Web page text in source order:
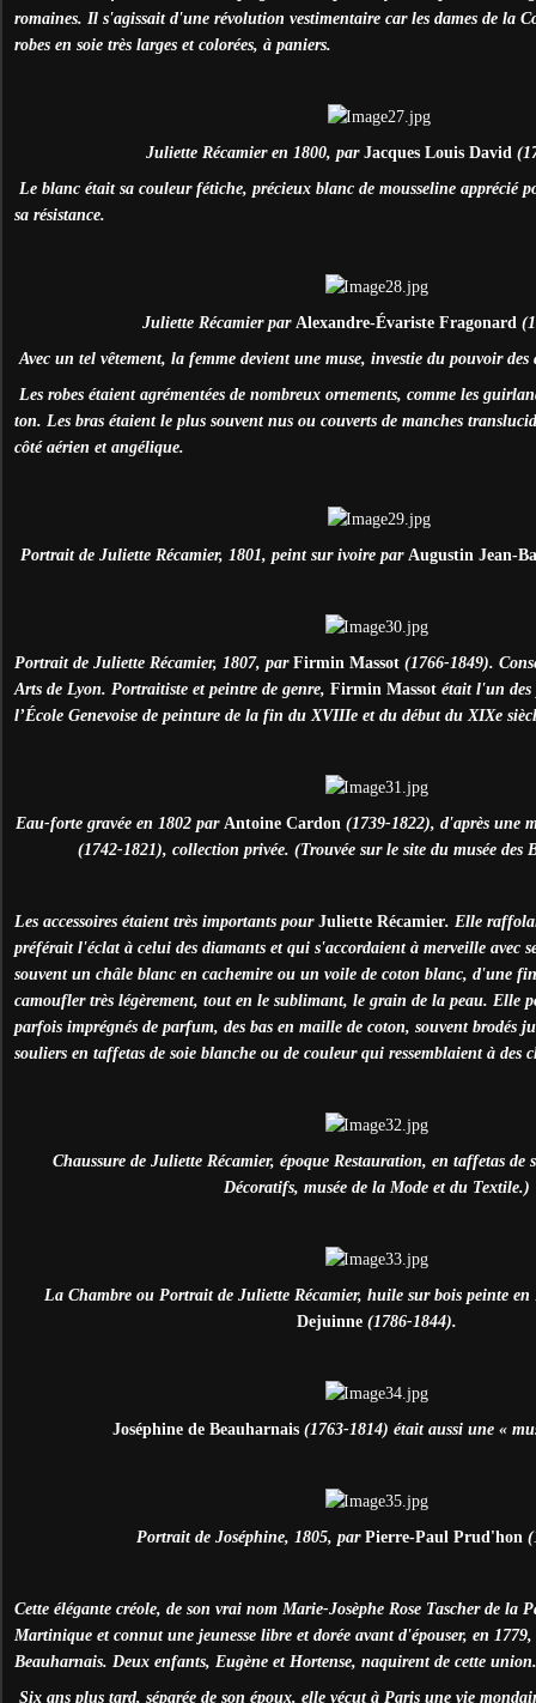
romaines. Il s'agissait d'une révolution vestimentaire car les dames de la
robes en soie très larges et colorées, à paniers.
Juliette Récamier en 1800, parJacques Louis David
Le blanc était sa couleur fétiche, précieux blanc de mousseline apprécié
sa résistance.
Juliette Récamier par Alexandre-Évariste Fragonard
Avec un tel vêtement, la femme devient une muse, investie du pouvoir des
Les robes étaient agrémentées de nombreux ornements, comme les
ton. Les bras étaient le plus souvent nus ou couverts de manches
côté aérien et angélique.
Portrait de Juliette Récamier, 1801, peint sur ivoire par Augustin Jean-
Portrait de Juliette Récamier, 1807, par Firmin Massot (1766-1849).
Arts de Lyon. Portraitiste et peintre de genre, Firmin Massot était l'un des
l’École Genevoise de peinture de la fin du XVIIIe et du début du XIXe
Eau-forte gravée en 1802 par Antoine Cardon (1739-1822), d'après une
(1742-1821), collection privée. (Trouvée sur le site du musée des
Les accessoires étaient très importants pour Juliette Récamier. Elle
préférait l'éclat à celui des diamants et qui s'accordaient à merveille avec
souvent un châle blanc en cachemire ou un voile de coton blanc, d'une
camoufler très légèrement, tout en le sublimant, le grain de la peau. Elle
parfois imprégnés de parfum, des bas en maille de coton, souvent brodés
souliers en taffetas de soie blanche ou de couleur qui ressemblaient à des
Chaussure de Juliette Récamier, époque Restauration, en taffetas de
Décoratifs, musée de la Mode et du Textile.)
La Chambre ou Portrait de Juliette Récamier, huile sur bois peinte
Dejuinne (1786-1844).
Joséphine de Beauharnais (1763-1814) était aussi une «
Portrait de Joséphine, 1805, par Pierre-Paul Prud'hon
Cette élégante créole, de son vrai nom Marie-Josèphe Rose Tascher de la
Martinique et connut une jeunesse libre et dorée avant d'épouser, en
Beauharnais. Deux enfants, Eugène et Hortense, naquirent de cette union.
Six ans plus tard, séparée de son époux, elle vécut à Paris une vie